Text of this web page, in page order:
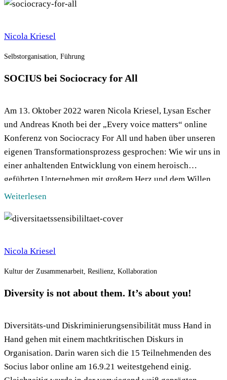
also möchten […]
Nicola Kriesel
Selbstorganisation, Führung
SOCIUS bei Sociocracy for All
Am 13. Oktober 2022 waren Nicola Kriesel, Lysan Escher
und Andreas Knoth bei der „Every voice matters“ online
Konferenz von Sociocracy For All und haben über unseren
eigenen Transformationsprozess gesprochen: Wie wir uns in
einer anhaltenden Entwicklung von einem heroisch
geführten Unternehmen mit großem Herz und dem Willen
zur Arbeit im Team über eine post-heroische Phase, in […]
Weiterlesen
Nicola Kriesel
Kultur der Zusammenarbeit, Resilienz, Kollaboration
Diversity is not about them. It’s about you!
Diversitäts-und Diskriminierungsensibilität muss Hand in
Hand gehen mit einem machtkritischen Diskurs in
Organisation. Darin waren sich die 15 Teilnehmenden des
Socius labor online am 16.9.21 weitestgehend einig.